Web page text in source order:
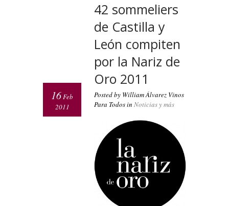
42 sommeliers
de Castilla y
León compiten
por la Nariz de
Oro 2011
Posted by William Álvarez Vinos
Para Todos in Noticias y más
16Feb
2011